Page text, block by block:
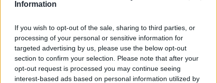
Information
If you wish to opt-out of the sale, sharing to third parties, or
processing of your personal or sensitive information for
targeted advertising by us, please use the below opt-out
section to confirm your selection. Please note that after your
opt-out request is processed you may continue seeing
interest-based ads based on personal information utilized by
okres Jihlava)
06.08.2026 - Bosch Powertrain s.r.o. Jihlava • CNC operátor• mzda
Kč • náborový bonus 50.000 Kč • příspěvek na ubytování (Jihlava,
06.08.2026 -
Bosch Powertrain s.r.o. • montážní dělník • mzda 44.700
týdenní zálohy na mzdu 2.000 Kč (Jihlava, okres Jihlava)
... další nabídky zaměstnání